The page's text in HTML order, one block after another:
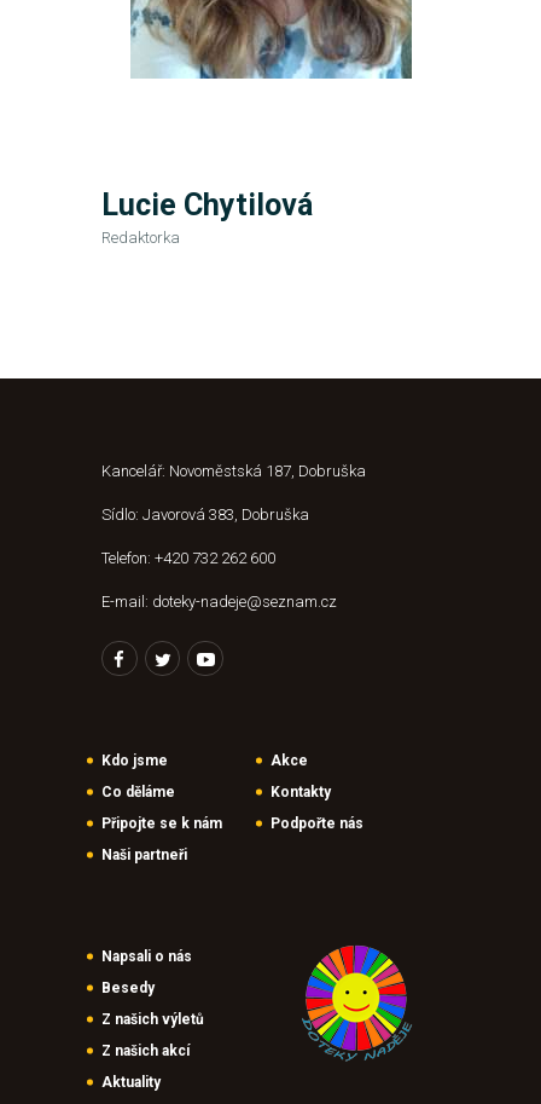
Lucie Chytilová
Redaktorka
Kancelář: Novoměstská 187, Dobruška
Sídlo: Javorová 383, Dobruška
Telefon: +420 732 262 600
E-mail: doteky-nadeje@seznam.cz
Kdo jsme
Co děláme
Připojte se k nám
Naši partneři
Akce
Kontakty
Podpořte nás
Napsali o nás
Besedy
Z našich výletů
Z našich akcí
Aktuality